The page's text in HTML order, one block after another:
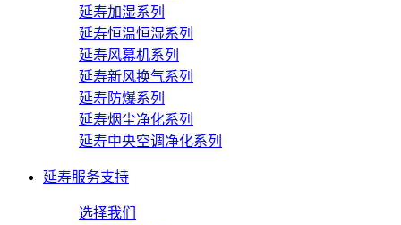
延寿加湿系列
延寿恒温恒湿系列
延寿风幕机系列
延寿新风换气系列
延寿防爆系列
延寿烟尘净化系列
延寿中央空调净化系列
延寿服务支持
选择我们